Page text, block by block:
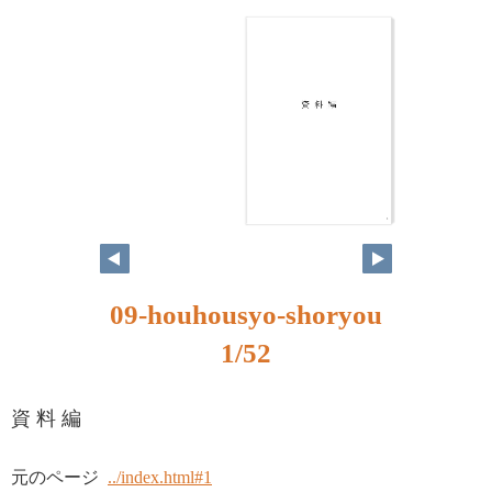
1
09-houhousyo-shoryou
1/52
資 料 編
元のページ ../index.html#1